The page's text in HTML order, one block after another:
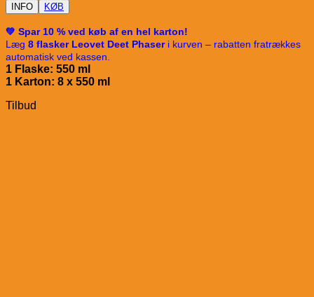
INFO KØB
💚 Spar 10 % ved køb af en hel karton!
Læg 8 flasker Leovet Deet Phaseri kurven – rabatten fratrækkes
automatisk ved kassen.
1 Flaske: 550 ml
1 Karton: 8 x 550 ml
Tilbud